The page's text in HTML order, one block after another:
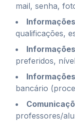
mail, senha,
qualificações,
preferidos,
bancário
professores/